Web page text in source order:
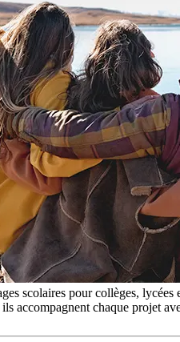
scolaires pour collèges, lycées
accompagnent chaque projet